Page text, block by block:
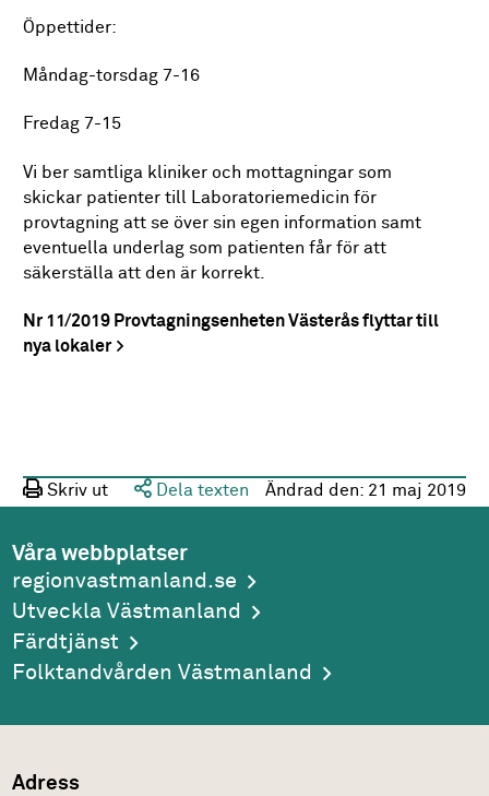
Öppettider:
Måndag-torsdag 7-16
Fredag 7-15
Vi ber samtliga kliniker och mottagningar som
skickar patienter till Laboratoriemedicin för
provtagning att se över sin egen information samt
eventuella underlag som patienten får för att
säkerställa att den är korrekt.
Nr 11/2019 Provtagningsenheten Västerås flyttar till
nya lokaler
Skriv ut Dela texten Ändrad den: 21 maj 2019
Våra webbplatser
regionvastmanland.se
Utveckla Västmanland
Färdtjänst
Folktandvården Västmanland
Adress